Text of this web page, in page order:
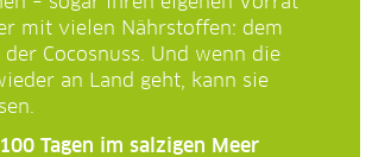
mit vielen Nährstoffen: dem
der Cocosnuss. Und wenn die
an Land geht, kann sie
Tagen im salzigen Meer